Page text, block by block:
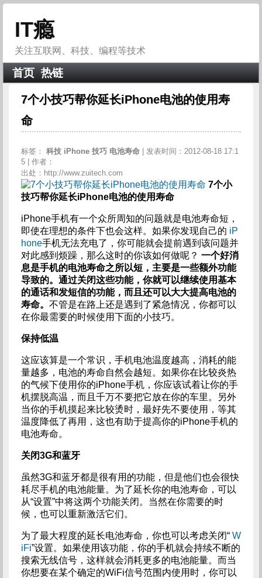
IT瘾
关注互联网、科技、编程等技术
首页 热链
7个小技巧帮你延长iPhone电池的使用寿
命
标签： 科技 iPhone 技巧 电池寿命
| 发表时间：2012-08-18 17:1
5 | 作者：
出处：http://www.zuitech.com
7个小
技巧帮你延长iPhone电池的使用寿命
iPhone手机有一个众所周知的问题就是电池寿命短，
即使在理想的条件下也会这样。如果你发现自己的 iP
hone手机无法充电了，你可能就会提前遇到该问题并
对此感到烦躁，那么这时的你该如何做呢？ 一个好消
息是手机的电池寿命之所以短，主要是一些额外功能
导致的。通过关闭这些功能，你就可以继续使用基本
的通话和发短信的功能，而且还可以大大提高电池的
寿命。 不管是在路上还是遇到了紧急情况，你都可以
在你最需要的时候使用下面的小技巧。
保持低温
这应该算是一个常识，手机电池温度越高，消耗的能
量越多，电池的寿命自然会越短。如果你在比较炎热
的气候下使用你的iPhone手机，你应该试着让你的手
机摆脱高温，而且千万不要把它放在你的车里。另外
当你的手机摸起来比较烫时，最好先不要使用，等其
温度降低了再用，这也有助于提高你的iPhone手机的
电池寿命。
关闭3G和蓝牙
虽然3G和蓝牙都是很有用的功能，但是他们也会很快
耗尽手机的电池能量。为了延长你的电池寿命，可以
从“设置”中将这两个功能关闭。当然在你需要的时
候，也可以重新激活它们。
为了最大程度的延长电池寿命，你也可以考虑关闭“ W
iFi”设置。如果使用该功能，你的手机就会持续不断的
搜索无线信号，这样就会消耗更多的电池能量。而当
你想要在某个确定的WiFi信号范围内使用时，你可以